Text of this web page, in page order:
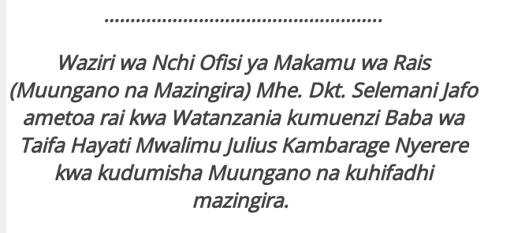
……………………………………………..
Waziri wa Nchi Ofisi ya Makamu wa Rais
(Muungano na Mazingira) Mhe. Dkt. Selemani Jafo
ametoa rai kwa Watanzania kumuenzi Baba wa
Taifa Hayati Mwalimu Julius Kambarage Nyerere
kwa kudumisha Muungano na kuhifadhi
mazingira.